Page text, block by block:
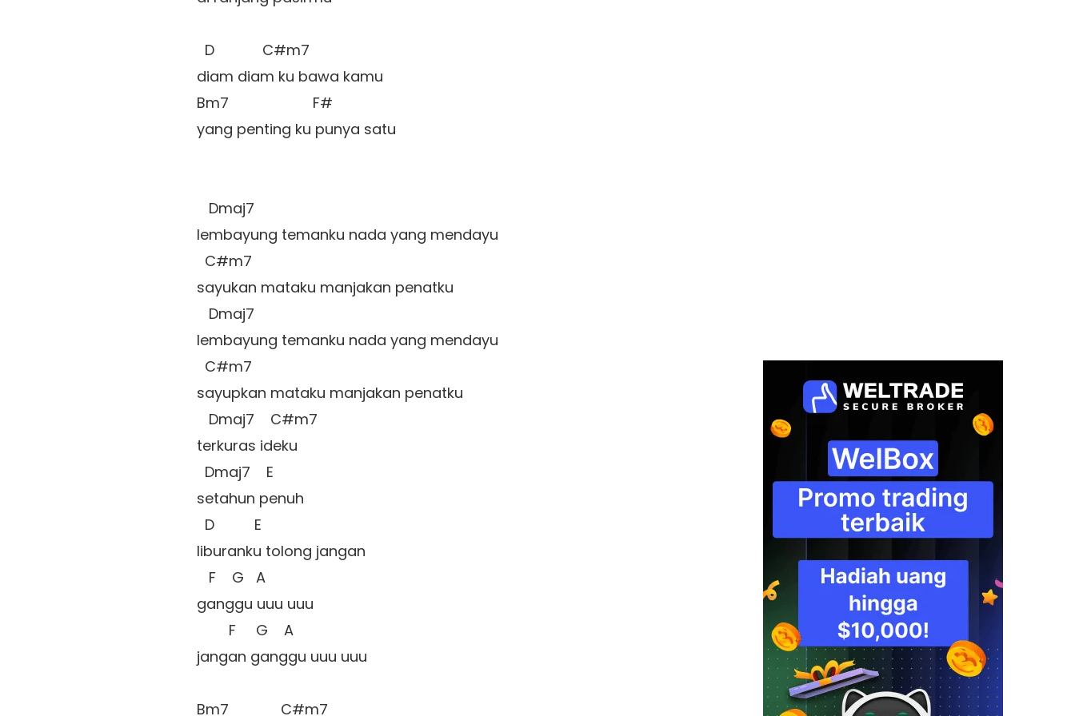
  D            C#m7
diam diam ku bawa kamu
Bm7                     F#
yang penting ku punya satu
   Dmaj7
lembayung temanku nada yang mendayu
  C#m7
sayukan mataku manjakan penatku
   Dmaj7
lembayung temanku nada yang mendayu
  C#m7
sayupkan mataku manjakan penatku
   Dmaj7    C#m7
terkuras ideku
  Dmaj7    E
setahun penuh
  D          E
liburanku tolong jangan
   F    G   A
ganggu uuu uuu
        F     G    A
jangan ganggu uuu uuu
Bm7             C#m7